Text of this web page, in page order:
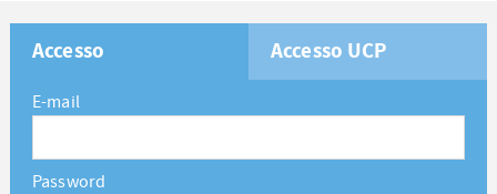
Accesso Accesso UCP
E-mail
Password